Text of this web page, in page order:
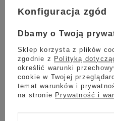
Konfiguracja zgód
Dbamy o Twoją
Sklep korzysta z plików
zgodnie z Polityką
określić warunki
cookie w Twojej
temat warunków i
na stronie Prywatność i